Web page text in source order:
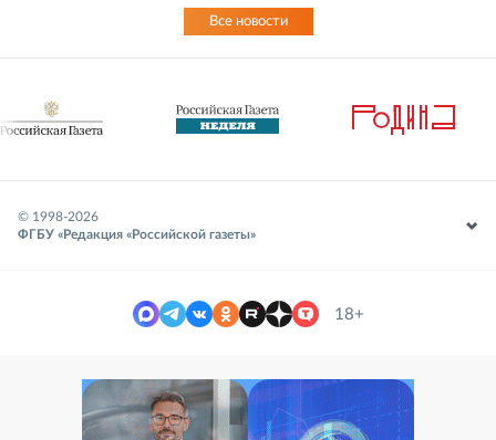
Все новости
© 1998-2026
ФГБУ «Редакция «Российской газеты»
18+